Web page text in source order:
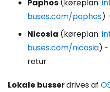
Paphos (køreplan:
buses.com/paphos)
Nicosia (køreplan:
buses.com/nicosia) -
retur
Lokale busserdrives af